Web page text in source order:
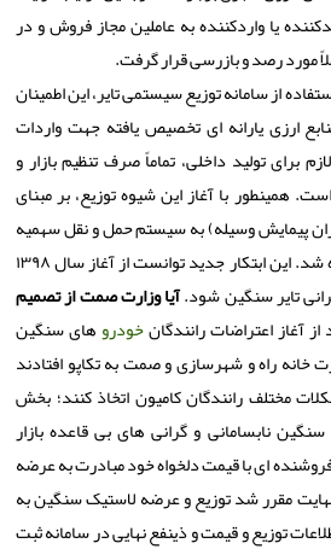
یا واردکننده به عاملین مجاز فروش و در
مورد رصد و بازرسی قرار گرفت.
از سامانه توزیع سیستمی تایر، این اطمینان
ارزی یارانه ای تخصیص یافته جهت واردات
برای تولید داخلی، تماماً صرف تنظیم بازار و
با آغاز این شیوه توزیع، بر مبنای
پیمایش وسیله) به سیستم حمل و نقل سهمیه
لاستیک سنگین اختصاص داده شد. این ابتکار جدید توانست از آغاز سال ۱۳۹۸
تایر سنگین شود.آیا وزارت صمت از تصمیم
آغاز اعتراضات رانندگانخودروهای سنگین
دو وزارت خانه راه و شهرسازی و صمت به تکاپو افتادند
مختلف رانندگان کامیون اتخاذ کنند؛ بخش
نابسامانی و گرانی های بی قاعده بازار
ای با قیمت دلخواه خود مبادرت به عرضه
مقرر شد توزیع و عرضه لاستیک سنگین به
توزیع و قیمت و ذینفع نهایی در سامانه ثبت